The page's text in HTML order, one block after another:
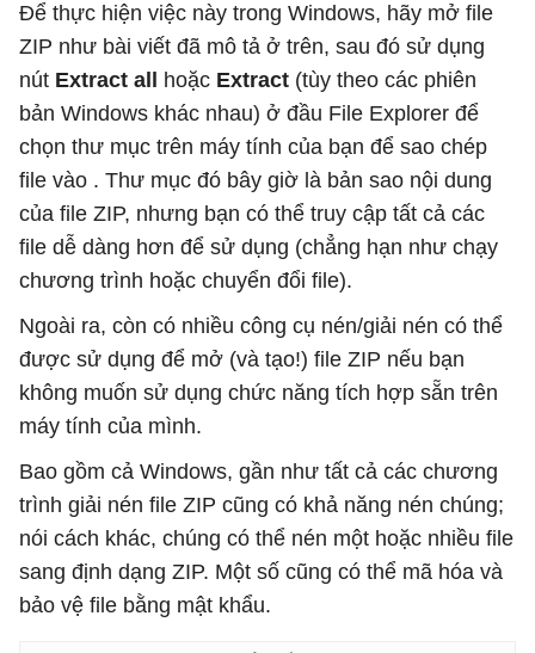
Để thực hiện việc này trong Windows, hãy mở file
ZIP như bài viết đã mô tả ở trên, sau đó sử dụng
nút Extract all hoặc Extract (tùy theo các phiên
bản Windows khác nhau) ở đầu File Explorer để
chọn thư mục trên máy tính của bạn để sao chép
file vào . Thư mục đó bây giờ là bản sao nội dung
của file ZIP, nhưng bạn có thể truy cập tất cả các
file dễ dàng hơn để sử dụng (chẳng hạn như chạy
chương trình hoặc chuyển đổi file).
Ngoài ra, còn có nhiều công cụ nén/giải nén có thể
được sử dụng để mở (và tạo!) file ZIP nếu bạn
không muốn sử dụng chức năng tích hợp sẵn trên
máy tính của mình.
Bao gồm cả Windows, gần như tất cả các chương
trình giải nén file ZIP cũng có khả năng nén chúng;
nói cách khác, chúng có thể nén một hoặc nhiều file
sang định dạng ZIP. Một số cũng có thể mã hóa và
bảo vệ file bằng mật khẩu.